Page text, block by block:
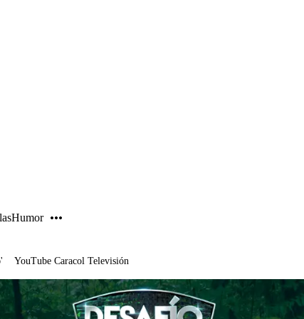
Humor
YouTube Caracol Televisión